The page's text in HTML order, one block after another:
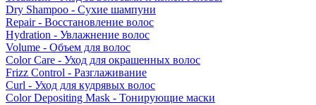
Dry Shampoo - Сухие шампуни
Repair - Восстановление волос
Hydration - Увлажнение волос
Volume - Объем для волос
Color Care - Уход для окрашенных волос
Frizz Control - Разглаживание
Curl - Уход для кудрявых волос
Color Depositing Mask - Тонирующие маски